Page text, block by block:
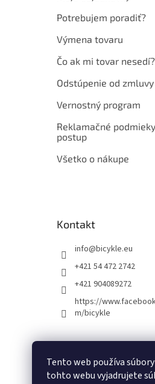
Tento web používa
tohto webu vyjadrujete
Potrebujem poradiť?
Výmena tovaru
Čo ak mi tovar nesedí?
Odstúpenie od zmluvy
Vernostný program
Reklamačné podmieky
postup
Všetko o nákupe
Kontakt
info@bicykle.eu
+421 54 472 2742
+421 904089272
https://
m/bicykle